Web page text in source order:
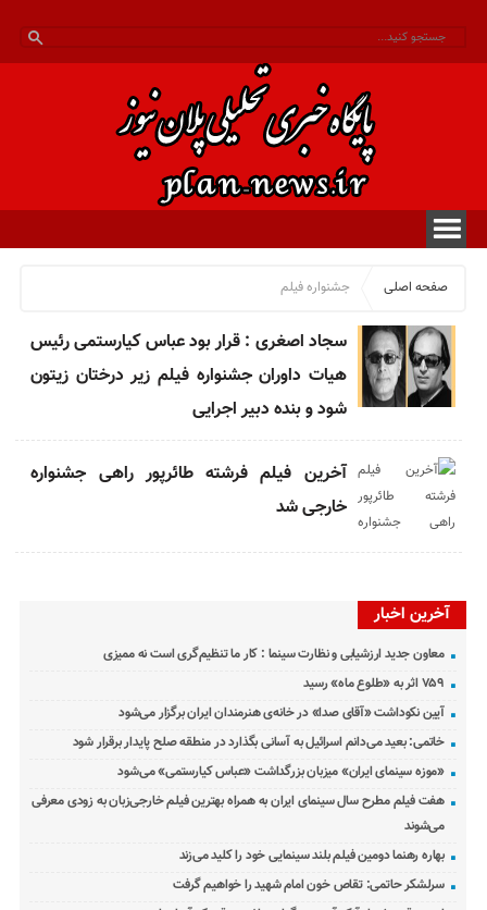
صفحه اصلی جشنواره فیلم
سجاد اصغری : قرار بود عباس کیارستمی رئیس
هیات داوران جشنواره فیلم زیر درختان زیتون
شود و بنده دبیر اجرایی
آخرین فیلم فرشته طائرپور راهی جشنواره
خارجی شد
آخرین اخبار
معاون جدید ارزشیابی و نظارت سینما : کار ما تنظیم‌گری است نه ممیزی
۷۵۹ اثر به «طلوع ماه» رسید
آیین نکوداشت «آقای صدا» در خانه‌ی هنرمندان ایران برگزار می‌شود
خاتمی: بعید می‌دانم اسرائیل به آسانی بگذارد در منطقه صلح پایدار برقرار شود
«موزه سینمای ایران» میزبان بزرگداشت «عباس کیارستمی» می‌شود
هفت فیلم مطرح سال سینمای ایران به همراه بهترین فیلم خارجی‌زبان به زودی معرفی
می‌شوند
بهاره رهنما دومین فیلم بلند سینمایی خود را کلید می‌زند
سرلشکر حاتمی: تقاص خون امام شهید را خواهیم گرفت